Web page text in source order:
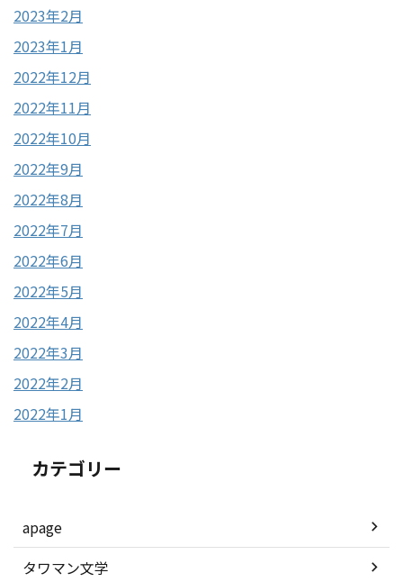
2023年2月
2023年1月
2022年12月
2022年11月
2022年10月
2022年9月
2022年8月
2022年7月
2022年6月
2022年5月
2022年4月
2022年3月
2022年2月
2022年1月
カテゴリー
apage
タワマン文学